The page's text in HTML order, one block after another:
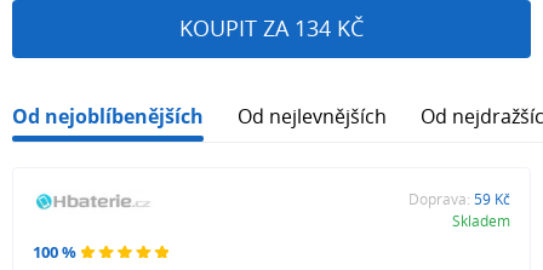
KOUPIT ZA 134 KČ
Od nejoblíbenějších Od nejlevnějších Od
100 %
Doprava: 59 Kč
Skladem